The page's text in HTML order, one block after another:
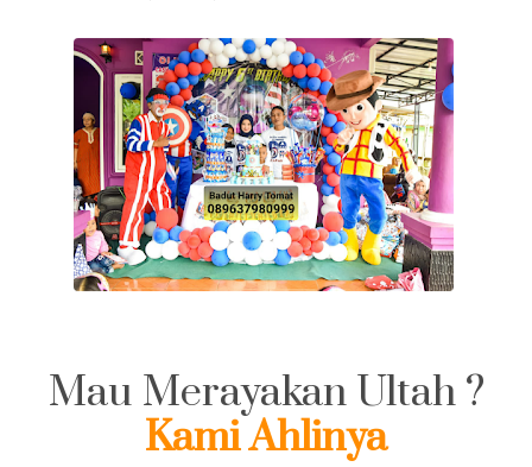
Mau Merayakan Ultah ?
Kami Ahlinya